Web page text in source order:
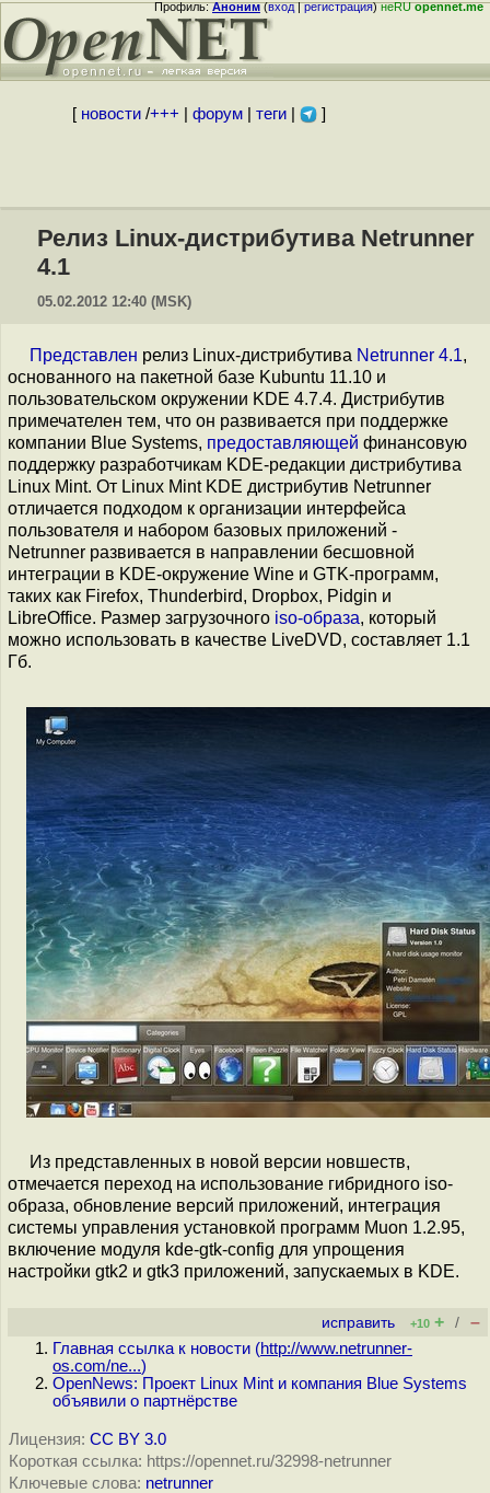
Профиль:Аноним(вход|регистрация)неRUopennet.me
[ новости/+++ форум| теги| ]
Релиз Linux-дистрибутива Netrunner
4.1
05.02.2012 12:40 (MSK)
Представлен релиз Linux-дистрибутива Netrunner 4.1,
основанного на пакетной базе Kubuntu 11.10 и
пользовательском окружении KDE 4.7.4. Дистрибутив
примечателен тем, что он развивается при поддержке
компании Blue Systems, предоставляющей финансовую
поддержку разработчикам KDE-редакции дистрибутива
Linux Mint. От Linux Mint KDE дистрибутив Netrunner
отличается подходом к организации интерфейса
пользователя и набором базовых приложений -
Netrunner развивается в направлении бесшовной
интеграции в KDE-окружение Wine и GTK-программ,
таких как Firefox, Thunderbird, Dropbox, Pidgin и
LibreOffice. Размер загрузочного iso-образа, который
можно использовать в качестве LiveDVD, составляет 1.1
Гб.
Из представленных в новой версии новшеств,
отмечается переход на использование гибридного iso-
образа, обновление версий приложений, интеграция
системы управления установкой программ Muon 1.2.95,
включение модуля kde-gtk-config для упрощения
настройки gtk2 и gtk3 приложений, запускаемых в KDE.
исправить +10 + / –
Главная ссылка к новости (http://www.netrunner-
os.com/ne...)
OpenNews: Проект Linux Mint и компания Blue Systems
объявили о партнёрстве
Лицензия: CC BY 3.0
Короткая ссылка: https://opennet.ru/32998-netrunner
Ключевые слова: netrunner